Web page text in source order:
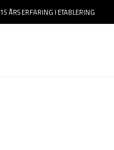
15 ÅRS ERFARING I ETABLERING